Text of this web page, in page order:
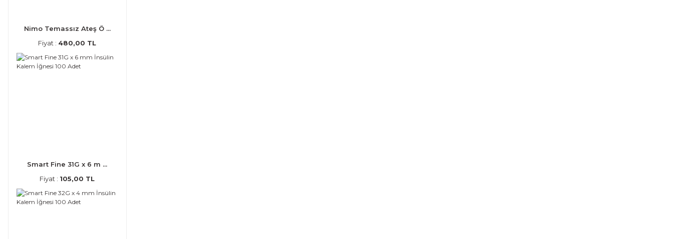
Nimo Temassız Ateş Ö ...
Fiyat : 480,00 TL
Smart Fine 31G x 6 m ...
Fiyat : 105,00 TL